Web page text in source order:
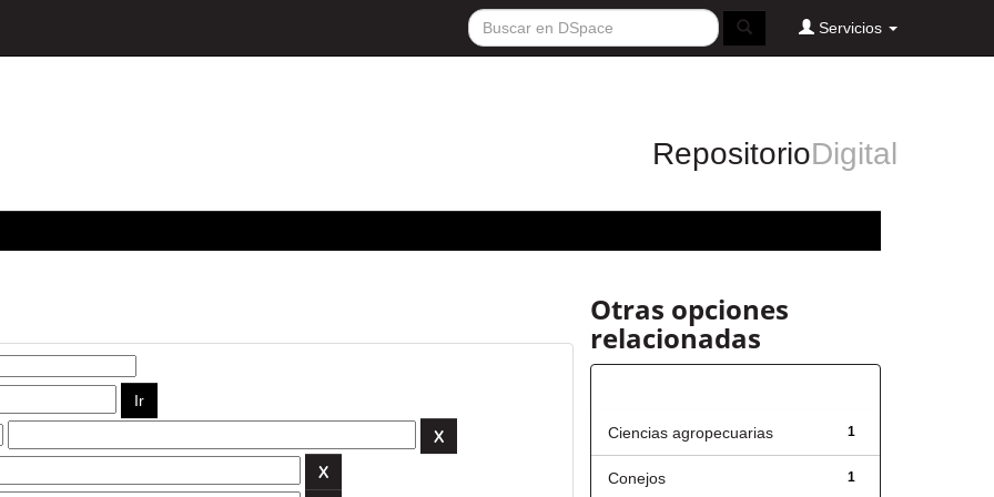
Servicios
RepositorioDigital
Otras opciones
relacionadas
1
Ciencias agropecuarias
1
Conejos